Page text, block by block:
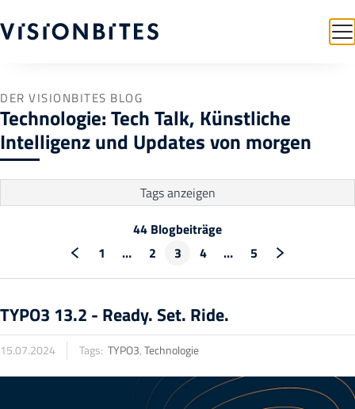
DER VISIONBITES BLOG
Technologie: Tech Talk, Künstliche
Intelligenz und Updates von morgen
Tagsanzeigen
44 Blogbeiträge
1
… 2 3 4 … 5
TYPO3 13.2 - Ready. Set. Ride.
15.07.2024 Tags: TYPO3,Technologie